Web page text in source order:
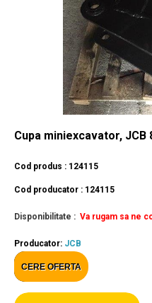
Cupa miniexcavator, JCB
Cod produs : 124115
Cod producator : 124115
Disponibilitate : Va rugam sa ne
Producator: JCB
CERE OFERTA